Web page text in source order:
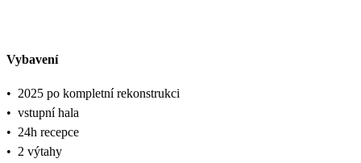
Vybavení
• 2025 po kompletní rekonstrukci
• vstupní hala
• 24h recepce
• 2 výtahy